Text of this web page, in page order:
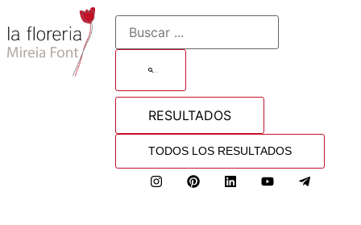
RESULTADOS
TODOS LOS RESULTADOS